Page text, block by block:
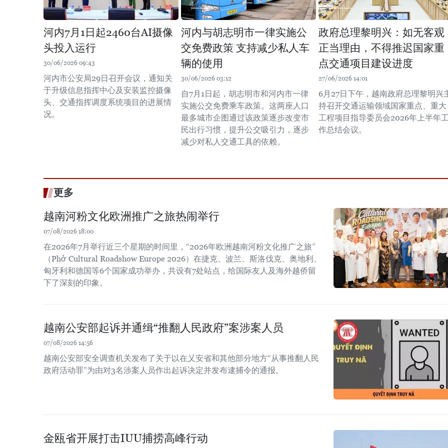
河内7月1日起2460台AI摄像
头投入运行
30/06/2026 09:43
河内市公安局29日召开会议，通知关
于升级信息指挥中心及安装监控摄像
头、交通指挥调度系统项目的进展情
况。
河内与胡志明市一律实施公
交免费政策 支持减少私人车
辆的使用
30/06/2026 03:12
自7月1日起，胡志明市和河内市一律
实施公交免费乘车政策。这两座人口
最多城市企图通过该政策逐步改变市
民出行习惯，提升公交吸引力，逐步
减少对私人交通工具的依赖。
政府总理黎明兴：如无客观
正当理由，不得推迟国家重
点交通项目建设进度
27/06/2026 14:01
6月27日下午，越南政府总理黎明兴
持召开交通运输领域国家重点、重大
工程项目指导委员会2026年上半年
作总结会议。
更多
越南河粉文化欧洲推广之旅热闹举行
07/08/2026 18:00
在2026年7月举行近三个星期的时间里，“2026年欧洲越南河粉文化推广之旅”
（Phở Cultural Roadshow Europe 2026）在捷克、波兰、斯洛伐克、奥地利、
匈牙利和德国等6个国家成功举办，共设有7处站点，给国际友人及海外越侨留
下了深刻的印象。
越南公安部起诉并通缉“推翻人民政府”案涉案人员
07/08/2026 14:56
越南公安部安全调查机关发布了关于以在乂安省和其他部分地方“从事推翻人民
政府活动罪”为由对3名涉案人员作出起诉决定并发布逮捕令的通报。
金瓯省开展打击IUU捕捞高峰行动